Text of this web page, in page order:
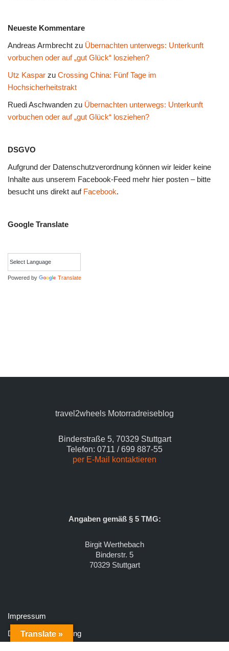
Neueste Kommentare
Andreas Armbrecht zu Übernachten unterwegs: Unterkunft
vorbuchen oder auf „gut Glück“ losziehen?
Utz Kaspar zu Crossing China: Fünf Tage im
Hochsicherheitstrakt
Ruedi Aschwanden zu Übernachten unterwegs: Unterkunft
vorbuchen oder auf „gut Glück“ losziehen?
DSGVO
Aufgrund der Datenschutzverordnung können wir leider keine
Inhalte aus unserem Facebook-Feed mehr hier posten – bitte
besucht uns direkt auf Facebook.
Google Translate
Powered by Translate
travel2wheels Motorradreiseblog
Binderstraße 5, 70329 Stuttgart
Telefon: 0711 / 699 887-55
per E-Mail kontaktieren
Angaben gemäß § 5 TMG:
Birgit Werthebach
Binderstr. 5
70329 Stuttgart
Impressum
Datenschutzerklärung
Translate »